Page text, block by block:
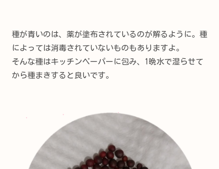
種が青いのは、薬が塗布されているのが解るように。種
によっては消毒されていないものもありますよ。
そんな種はキッチンペーパーに包み、1晩水で湿らせて
から種まきすると良いです。